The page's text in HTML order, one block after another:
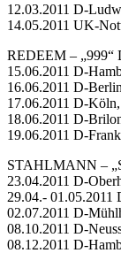
12.03.2011 D-
14.05.2011 UK-
REDEEM – „999“
15.06.2011 D-
16.06.2011 D-
17.06.2011 D-
18.06.2011 D-
19.06.2011 D-
STAHLMANN –
23.04.2011 D-
29.04.- 01.05.2011
02.07.2011 D-
08.10.2011 D-
08.12.2011 D-